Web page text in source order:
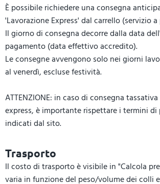
È possibile richiedere una consegna
'Lavorazione Express' dal carrello (servizio
Il giorno di consegna decorre dalla data
pagamento (data effettivo accredito).
Le consegne avvengono solo nei giorni
al venerdì, escluse festività.
ATTENZIONE: in caso di consegna
express, è importante rispettare i termini
indicati dal sito.
Trasporto
Il costo di trasporto è visibile in "Calcola
varia in funzione del peso/volume dei colli